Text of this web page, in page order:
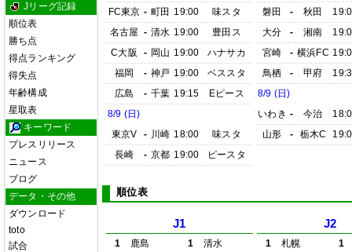
Jリーグ記録
順位表
勝ち点
得点ランキング
得失点
年齢構成
星取表
キーワード
プレスリリース
ニュース
ブログ
データ・その他
ダウンロード
toto
試合
FC東京 - 町田 19:00
味スタ
名古屋 - 清水 19:00
豊田ス
C大阪
- 岡山 19:00
ハナサカ
福岡
- 神戸 19:00
ベススタ
広島
- 千葉 19:15
Eピース
8/9 (日)
東京V
- 川崎 18:00
味スタ
長崎
- 京都 19:00 ピースタ
磐田
- 秋田
大分
- 湘南
宮崎
- 横浜FC
鳥栖
- 甲府
8/9 (日)
いわき - 今治
山形
- 栃木C
順位表
J1
1 鹿島 1
清水
J2
1 札幌
1